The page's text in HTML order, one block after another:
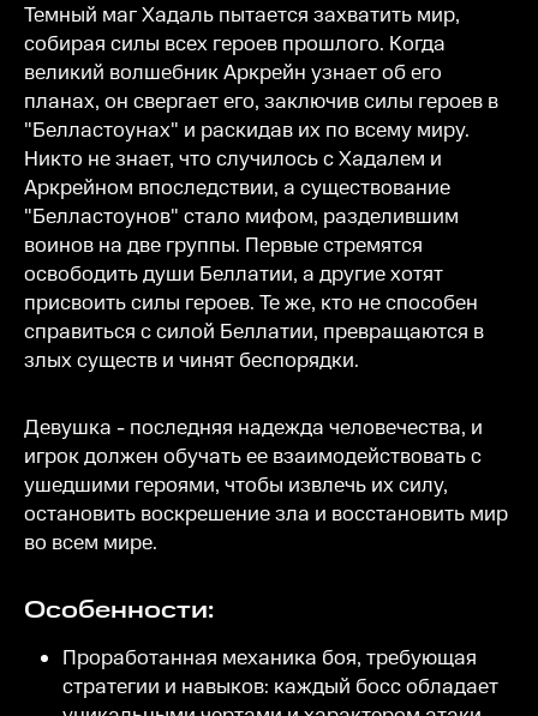
Темный маг Хадаль пытается захватить мир,
собирая силы всех героев прошлого. Когда
великий волшебник Аркрейн узнает об его
планах, он свергает его, заключив силы героев в
"Белластоунах" и раскидав их по всему миру.
Никто не знает, что случилось с Хадалем и
Аркрейном впоследствии, а существование
"Белластоунов" стало мифом, разделившим
воинов на две группы. Первые стремятся
освободить души Беллатии, а другие хотят
присвоить силы героев. Те же, кто не способен
справиться с силой Беллатии, превращаются в
злых существ и чинят беспорядки.
Девушка - последняя надежда человечества, и
игрок должен обучать ее взаимодействовать с
ушедшими героями, чтобы извлечь их силу,
остановить воскрешение зла и восстановить мир
во всем мире.
Особенности:
Проработанная механика боя, требующая
стратегии и навыков: каждый босс обладает